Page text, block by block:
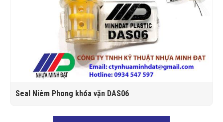
Seal Niêm Phong khóa vặn DAS06